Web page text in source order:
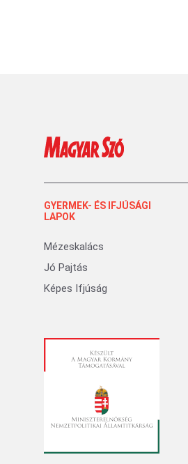
GYERMEK- ÉS IFJÚSÁGI
LAPOK
Mézeskalács
Jó Pajtás
Képes Ifjúság